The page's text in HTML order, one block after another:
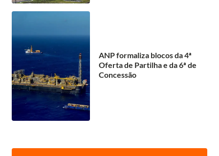
ANP formaliza blocos da 4ª
Oferta de Partilha e da 6ª de
Concessão